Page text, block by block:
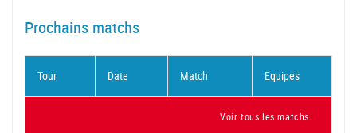
Prochains matchs
Tour Date Match Equipes
Voir tous les matchs